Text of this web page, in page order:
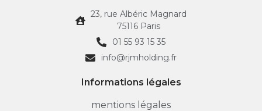
23, rue Albéric Magnard
75116 Paris
01 55 93 15 35
info@rjmholding.fr
Informations légales
mentions légales